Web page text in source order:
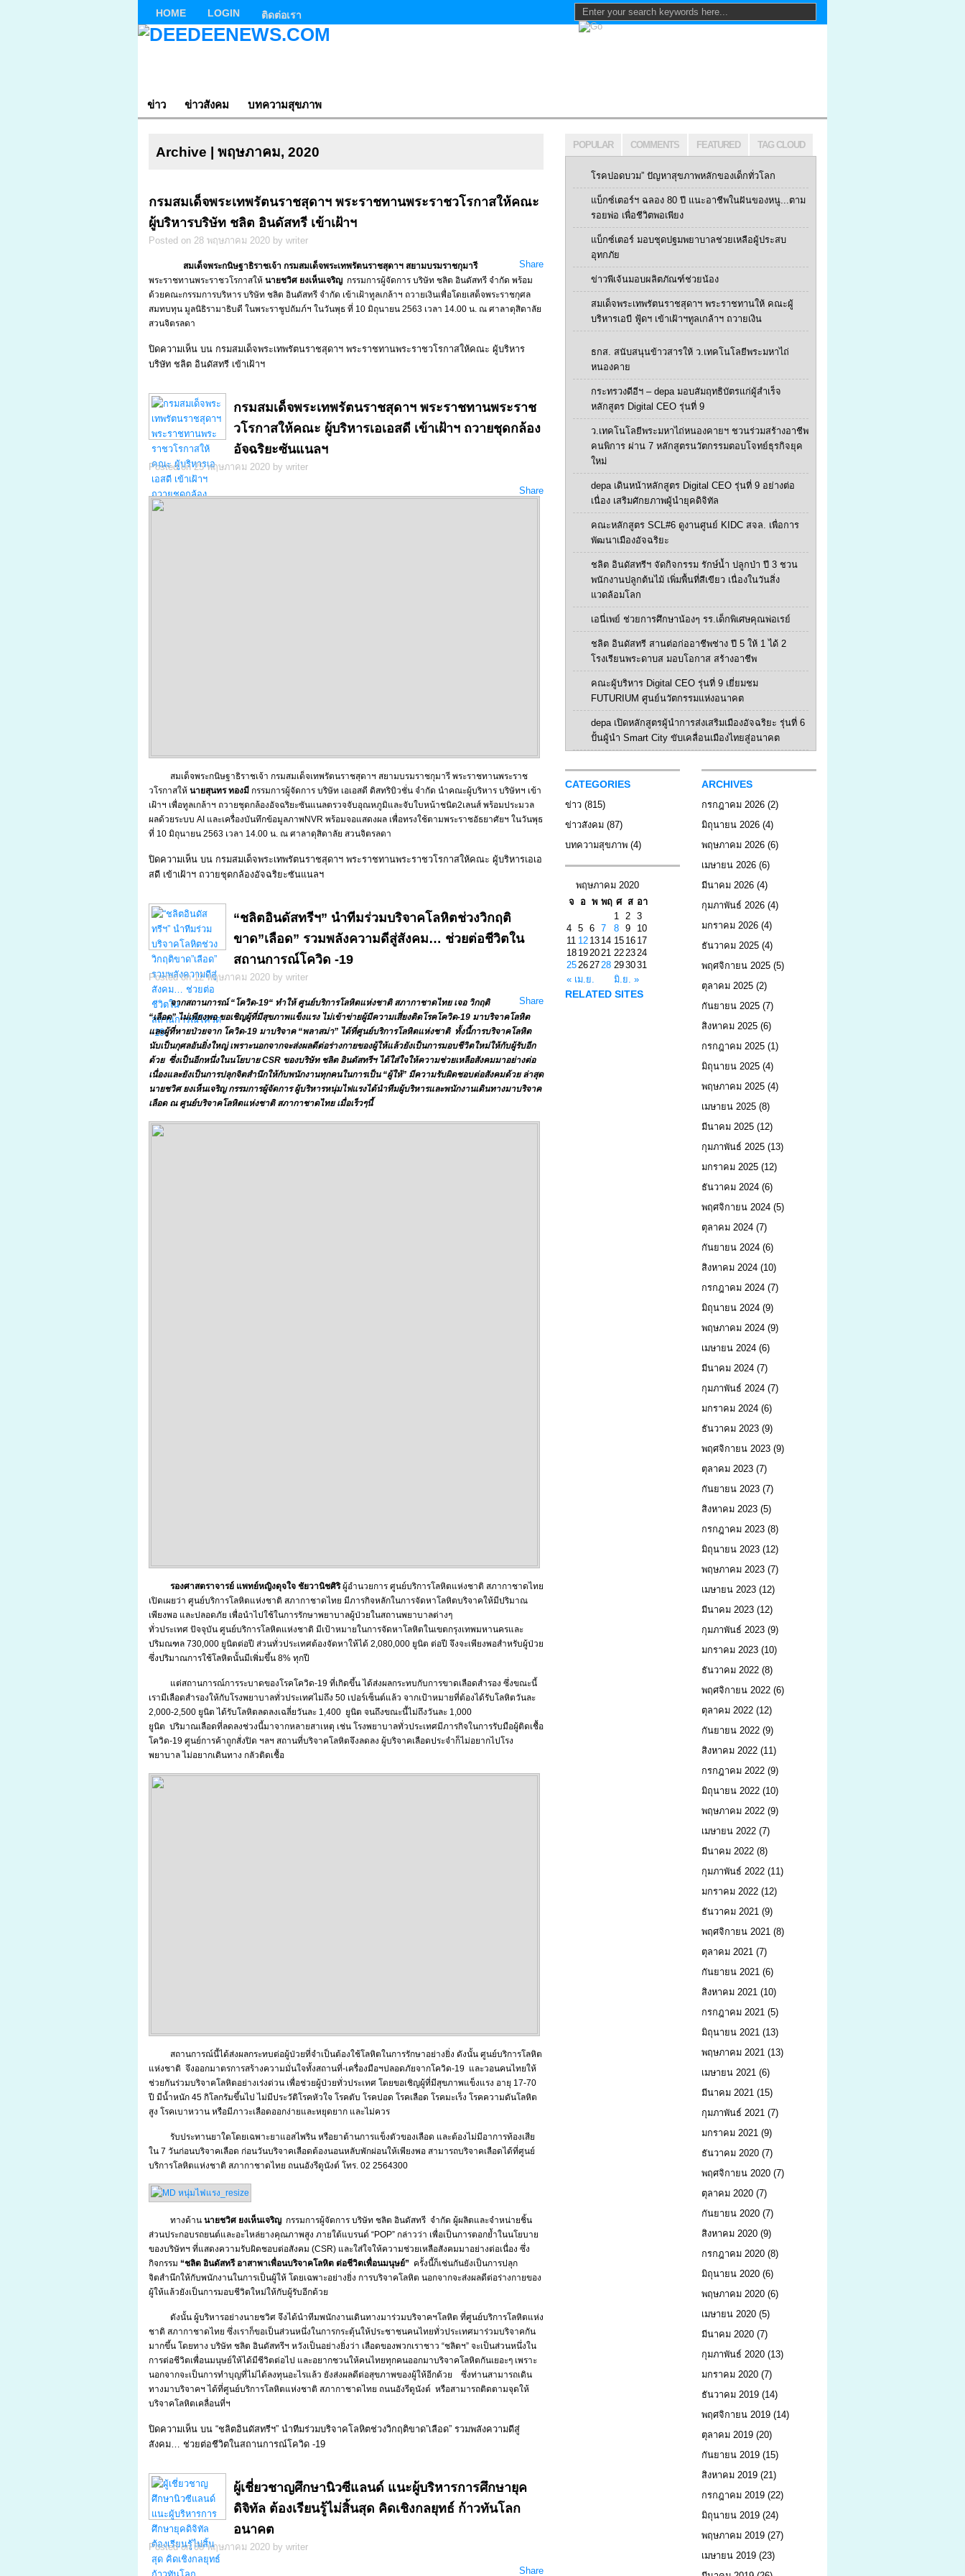
HOME LOGIN ติดต่อเรา
ข่าว ข่าวสังคม บทความสุขภาพ
Archive | พฤษภาคม, 2020
กรมสมเด็จพระเทพรัตนราชสุดาฯ พระราชทานพระราชวโรกาสให้คณะ
ผู้บริหารบริษัท ชลิต อินดัสทรี เข้าเฝ้าฯ
Posted on 28 พฤษภาคม 2020 by writer
Share
สมเด็จพระกนิษฐาธิราชเจ้า กรมสมเด็จพระเทพรัตนราชสุดาฯ สยามบรมราชกุมารี
พระราชทานพระราชวโรกาสให้ นายชวิศ ยงเห็นเจริญ กรรมการผู้จัดการ บริษัท ชลิต อินดัสทรี จำกัด พร้อม
ด้วยคณะกรรมการบริหาร บริษัท ชลิต อินดัสทรี จำกัด เข้าเฝ้าทูลเกล้าฯ ถวายเงินเพื่อโดยเสด็จพระราชกุศล
สมทบทุน มูลนิธิรามาธิบดี ในพระราชูปถัมภ์ฯ ในวันพุธ ที่ 10 มิถุนายน 2563 เวลา 14.00 น. ณ ศาลาดุสิดาลัย
สวนจิตรลดา
ปิดความเห็น บน กรมสมเด็จพระเทพรัตนราชสุดาฯ พระราชทานพระราชวโรกาสให้คณะ ผู้บริหาร
บริษัท ชลิต อินดัสทรี เข้าเฝ้าฯ
กรมสมเด็จพระเทพรัตนราชสุดาฯ พระราชทานพระราช
วโรกาสให้คณะ ผู้บริหารเอเอสดี เข้าเฝ้าฯ ถวายชุดกล้อง
อัจฉริยะซันแนลฯ
Posted on 25 พฤษภาคม 2020 by writer
Share
สมเด็จพระกนิษฐาธิราชเจ้า กรมสมเด็จเทพรัตนราชสุดาฯ สยามบรมราชกุมารี พระราชทานพระราช
วโรกาสให้ นายสุนทร ทองมี กรรมการผู้จัดการ บริษัท เอเอสดี ดิสทริบิวชั่น จำกัด นำคณะผู้บริหาร บริษัทฯ เข้า
เฝ้าฯ เพื่อทูลเกล้าฯ ถวายชุดกล้องอัจฉริยะซันแนลตรวจจับอุณหภูมิและจับใบหน้าชนิด2เลนส์ พร้อมประมวล
ผลด้วยระบบ AI และเครื่องบันทึกข้อมูลภาพNVR พร้อมจอแสดงผล เพื่อทรงใช้ตามพระราชอัธยาศัยฯ ในวันพุธ
ที่ 10 มิถุนายน 2563 เวลา 14.00 น. ณ ศาลาดุสิดาลัย สวนจิตรลดา
ปิดความเห็น บน กรมสมเด็จพระเทพรัตนราชสุดาฯ พระราชทานพระราชวโรกาสให้คณะ ผู้บริหารเอเอ
สดี เข้าเฝ้าฯ ถวายชุดกล้องอัจฉริยะซันแนลฯ
“ชลิตอินดัสทรีฯ” นำทีมร่วมบริจาคโลหิตช่วงวิกฤติ
ขาด”เลือด” รวมพลังความดีสู่สังคม… ช่วยต่อชีวิตใน
สถานการณ์โควิด -19
Posted on 12 พฤษภาคม 2020 by writer
Share
จากสถานการณ์ “โควิด-19“ ทำให้ ศูนย์บริการโลหิตแห่งชาติ สภากาชาดไทย เจอ วิกฤติ
“เลือด” ไม่เพียงพอ ขอเชิญผู้ที่มีสุขภาพแข็งแรง ไม่เข้าข่ายผู้มีความเสี่ยงติดโรคโควิด-19 มาบริจาคโลหิต
และผู้ที่หายป่วยจาก โควิด-19 มาบริจาค “พลาสม่า” ได้ที่ศูนย์บริการโลหิตแห่งชาติ ทั้งนี้การบริจาคโลหิต
นับเป็นกุศลอันยิ่งใหญ่ เพราะนอกจากจะส่งผลดีต่อร่างกายของผู้ให้แล้วยังเป็นการมอบชีวิตใหม่ให้กับผู้รับอีก
ด้วย ซึ่งเป็นอีกหนึ่งในนโยบาย CSR ของบริษัท ชลิต อินดัสทรีฯ ได้ใส่ใจให้ความช่วยเหลือสังคมมาอย่างต่อ
เนื่องและยังเป็นการปลุกจิตสำนึกให้กับพนักงานทุกคนในการเป็น “ผู้ให้” มีความรับผิดชอบต่อสังคมด้วย ล่าสุด
นายชวิศ ยงเห็นเจริญ กรรมการผู้จัดการ ผู้บริหารหนุ่มไฟแรงได้นำทีมผู้บริหารและพนักงานเดินทางมาบริจาค
เลือด ณ ศูนย์บริจาคโลหิตแห่งชาติ สภากาชาดไทย เมื่อเร็วๆนี้
รองศาสตราจารย์ แพทย์หญิงดุจใจ ชัยวานิชศิริผู้อำนวยการ ศูนย์บริการโลหิตแห่งชาติ สภากาชาดไทย
เปิดเผยว่า ศูนย์บริการโลหิตแห่งชาติ สภากาชาดไทย มีภารกิจหลักในการจัดหาโลหิตบริจาคให้มีปริมาณ
เพียงพอ และปลอดภัย เพื่อนำไปใช้ในการรักษาพยาบาลผู้ป่วยในสถานพยาบาลต่างๆ
ทั่วประเทศ ปัจจุบัน ศูนย์บริการโลหิตแห่งชาติ มีเป้าหมายในการจัดหาโลหิตในเขตกรุงเทพมหานครและ
ปริมณฑล 730,000 ยูนิตต่อปี ส่วนทั่วประเทศต้องจัดหาให้ได้ 2,080,000 ยูนิต ต่อปี จึงจะเพียงพอสำหรับผู้ป่วย
ซึ่งปริมาณการใช้โลหิตนั้นมีเพิ่มขึ้น 8% ทุกปี
แต่สถานการณ์การระบาดของโรคโควิด-19 ที่เกิดขึ้น ได้ส่งผลกระทบกับการขาดเลือดสำรอง ซึ่งขณะนี้
เรามีเลือดสำรองให้กับโรงพยาบาลทั่วประเทศไม่ถึง 50 เปอร์เซ็นต์แล้ว จากเป้าหมายที่ต้องได้รับโลหิตวันละ
2,000-2,500 ยูนิต ได้รับโลหิตลดลงเฉลี่ยวันละ 1,400 ยูนิต จนถึงขณะนี้ไม่ถึงวันละ 1,000
ยูนิต ปริมาณเลือดที่ลดลงช่วงนี้มาจากหลายสาเหตุ เช่น โรงพยาบาลทั่วประเทศมีภารกิจในการรับมือผู้ติดเชื้อ
โควิด-19 ศูนย์การค้าถูกสั่งปิด ฯลฯ สถานที่บริจาคโลหิตจึงลดลง ผู้บริจาคเลือดประจำก็ไม่อยากไปโรง
พยาบาล ไม่อยากเดินทาง กลัวติดเชื้อ
สถานการณ์นี้ได้ส่งผลกระทบต่อผู้ป่วยที่จำเป็นต้องใช้โลหิตในการรักษาอย่างยิ่ง ดังนั้น ศูนย์บริการโลหิต
แห่งชาติ จึงออกมาตรการสร้างความมั่นใจทั้งสถานที่-เครื่องมือฯปลอดภัยจากโควิด-19 และวอนคนไทยให้
ช่วยกันร่วมบริจาคโลหิตอย่างเร่งด่วน เพื่อช่วยผู้ป่วยทั่วประเทศ โดยขอเชิญผู้ที่มีสุขภาพแข็งแรง อายุ 17-70
ปี มีน้ำหนัก 45 กิโลกรัมขึ้นไป ไม่มีประวัติโรคหัวใจ โรคตับ โรคปอด โรคเลือด โรคมะเร็ง โรคความดันโลหิต
สูง โรคเบาหวาน หรือมีภาวะเลือดออกง่ายและหยุดยาก และไม่ควร
รับประทานยาใดโดยเฉพาะยาแอสไพริน หรือยาต้านการแข็งตัวของเลือด และต้องไม่มีอาการท้องเสีย
ใน 7 วันก่อนบริจาคเลือด ก่อนวันบริจาคเลือดต้องนอนหลับพักผ่อนให้เพียงพอ สามารถบริจาคเลือดได้ที่ศูนย์
บริการโลหิตแห่งชาติ สภากาชาดไทย ถนนอังรีดูนังต์ โทร. 02 2564300
ทางด้าน นายชวิศ ยงเห็นเจริญ กรรมการผู้จัดการ บริษัท ชลิต อินดัสทรี จำกัด ผู้ผลิตและจำหน่ายชิ้น
ส่วนประกอบรถยนต์และอะไหล่ยางคุณภาพสูง ภายใต้แบรนด์ “POP” กล่าวว่า เพื่อเป็นการตอกย้ำในนโยบาย
ของบริษัทฯ ที่แสดงความรับผิดชอบต่อสังคม (CSR) และใส่ใจให้ความช่วยเหลือสังคมมาอย่างต่อเนื่อง ซึ่ง
กิจกรรม “ชลิต อินดัสทรี อาสาพาเพื่อนบริจาคโลหิต ต่อชีวิตเพื่อนมนุษย์” ครั้งนี้ก็เช่นกันยังเป็นการปลุก
จิตสำนึกให้กับพนักงานในการเป็นผู้ให้ โดยเฉพาะอย่างยิ่ง การบริจาคโลหิต นอกจากจะส่งผลดีต่อร่างกายของ
ผู้ให้แล้วยังเป็นการมอบชีวิตใหม่ให้กับผู้รับอีกด้วย
ดังนั้น ผู้บริหารอย่างนายชวิศ จึงได้นำทีมพนักงานเดินทางมาร่วมบริจาคฯโลหิต ที่ศูนย์บริการโลหิตแห่ง
ชาติ สภากาชาดไทย ซึ่งเราก็ขอเป็นส่วนหนึ่งในการกระตุ้นให้ประชาชนคนไทยทั่วประเทศมาร่วมบริจาคกัน
มากขึ้น โดยทาง บริษัท ชลิต อินดัสทรีฯ หวังเป็นอย่างยิ่งว่า เลือดของพวกเราชาว “ชลิตฯ” จะเป็นส่วนหนึ่งใน
การต่อชีวิตเพื่อนมนุษย์ให้ได้มีชีวิตต่อไป และอยากชวนให้คนไทยทุกคนออกมาบริจาคโลหิตกันเยอะๆ เพราะ
นอกจากจะเป็นการทำบุญที่ไม่ได้ลงทุนอะไรแล้ว ยังส่งผลดีต่อสุขภาพของผู้ให้อีกด้วย ซึ่งท่านสามารถเดิน
ทางมาบริจาคฯ ได้ที่ศูนย์บริการโลหิตแห่งชาติ สภากาชาดไทย ถนนอังรีดูนังต์ หรือสามารถติดตามจุดให้
บริจาคโลหิตเคลื่อนที่ฯ
ปิดความเห็น บน “ชลิตอินดัสทรีฯ” นำทีมร่วมบริจาคโลหิตช่วงวิกฤติขาด”เลือด” รวมพลังความดีสู่
สังคม… ช่วยต่อชีวิตในสถานการณ์โควิด -19
ผู้เชี่ยวชาญศึกษานิวซีแลนด์ แนะผู้บริหารการศึกษายุค
ดิจิทัล ต้องเรียนรู้ไม่สิ้นสุด คิดเชิงกลยุทธ์ ก้าวทันโลก
อนาคต
Posted on 08 พฤษภาคม 2020 by writer
Share
POPULAR COMMENTS FEATURED TAG CLOUD
โรคปอดบวม” ปัญหาสุขภาพหลักของเด็กทั่วโลก
แบ็กซ์เตอร์ฯ ฉลอง 80 ปี แนะอาชีพในฝันของหนู...ตาม
รอยพ่อ เพื่อชีวิตพอเพียง
แบ็กซ์เตอร์ มอบชุดปฐมพยาบาลช่วยเหลือผู้ประสบ
อุทกภัย
ข่าวพีเจ้นมอบผลิตภัณฑ์ช่วยน้อง
สมเด็จพระเทพรัตนราชสุดาฯ พระราชทานให้ คณะผู้
บริหารเอบี ฟู้ดฯ เข้าเฝ้าฯทูลเกล้าฯ ถวายเงิน
ธกส. สนับสนุนข้าวสารให้ ว.เทคโนโลยีพระมหาไถ่
หนองคาย
กระทรวงดีอีฯ – depa มอบสัมฤทธิบัตรแก่ผู้สำเร็จ
หลักสูตร Digital CEO รุ่นที่ 9
ว.เทคโนโลยีพระมหาไถ่หนองคายฯ ชวนร่วมสร้างอาชีพ
คนพิการ ผ่าน 7 หลักสูตรนวัตกรรมตอบโจทย์ธุรกิจยุค
ใหม่
depa เดินหน้าหลักสูตร Digital CEO รุ่นที่ 9 อย่างต่อ
เนื่อง เสริมศักยภาพผู้นำยุคดิจิทัล
คณะหลักสูตร SCL#6 ดูงานศูนย์ KIDC สจล. เพื่อการ
พัฒนาเมืองอัจฉริยะ
ชลิต อินดัสทรีฯ จัดกิจกรรม รักษ์น้ำ ปลูกป่า ปี 3 ชวน
พนักงานปลูกต้นไม้ เพิ่มพื้นที่สีเขียว เนื่องในวันสิ่ง
แวดล้อมโลก
เอนี่เพย์ ช่วยการศึกษาน้องๆ รร.เด็กพิเศษคุณพ่อเรย์
ชลิต อินดัสทรี สานต่อก่ออาชีพช่าง ปี 5 ให้ 1 ได้ 2
โรงเรียนพระดาบส มอบโอกาส สร้างอาชีพ
คณะผู้บริหาร Digital CEO รุ่นที่ 9 เยี่ยมชม
FUTURIUM ศูนย์นวัตกรรมแห่งอนาคต
depa เปิดหลักสูตรผู้นำการส่งเสริมเมืองอัจฉริยะ รุ่นที่ 6
ปั้นผู้นำ Smart City ขับเคลื่อนเมืองไทยสู่อนาคต
CATEGORIES
ข่าว (815)
ข่าวสังคม (87)
บทความสุขภาพ (4)
พฤษภาคม 2020
จ
อ พ พฤ ศ ส อา
« เม.ย. มิ.ย. »
1 2 3
4 5 6 7 8 9
10
11 12 13 14 15 16 17
18 192021 222324
25262728 293031
RELATED SITES
ARCHIVES
กรกฎาคม 2026 (2)
มิถุนายน 2026 (4)
พฤษภาคม 2026 (6)
เมษายน 2026 (6)
มีนาคม 2026 (4)
กุมภาพันธ์ 2026 (4)
มกราคม 2026 (4)
ธันวาคม 2025 (4)
พฤศจิกายน 2025 (5)
ตุลาคม 2025 (2)
กันยายน 2025 (7)
สิงหาคม 2025 (6)
กรกฎาคม 2025 (1)
มิถุนายน 2025 (4)
พฤษภาคม 2025 (4)
เมษายน 2025 (8)
มีนาคม 2025 (12)
กุมภาพันธ์ 2025 (13)
มกราคม 2025 (12)
ธันวาคม 2024 (6)
พฤศจิกายน 2024 (5)
ตุลาคม 2024 (7)
กันยายน 2024 (6)
สิงหาคม 2024 (10)
กรกฎาคม 2024 (7)
มิถุนายน 2024 (9)
พฤษภาคม 2024 (9)
เมษายน 2024 (6)
มีนาคม 2024 (7)
กุมภาพันธ์ 2024 (7)
มกราคม 2024 (6)
ธันวาคม 2023 (9)
พฤศจิกายน 2023 (9)
ตุลาคม 2023 (7)
กันยายน 2023 (7)
สิงหาคม 2023 (5)
กรกฎาคม 2023 (8)
มิถุนายน 2023 (12)
พฤษภาคม 2023 (7)
เมษายน 2023 (12)
มีนาคม 2023 (12)
กุมภาพันธ์ 2023 (9)
มกราคม 2023 (10)
ธันวาคม 2022 (8)
พฤศจิกายน 2022 (6)
ตุลาคม 2022 (12)
กันยายน 2022 (9)
สิงหาคม 2022 (11)
กรกฎาคม 2022 (9)
มิถุนายน 2022 (10)
พฤษภาคม 2022 (9)
เมษายน 2022 (7)
มีนาคม 2022 (8)
กุมภาพันธ์ 2022 (11)
มกราคม 2022 (12)
ธันวาคม 2021 (9)
พฤศจิกายน 2021 (8)
ตุลาคม 2021 (7)
กันยายน 2021 (6)
สิงหาคม 2021 (10)
กรกฎาคม 2021 (5)
มิถุนายน 2021 (13)
พฤษภาคม 2021 (13)
เมษายน 2021 (6)
มีนาคม 2021 (15)
กุมภาพันธ์ 2021 (7)
มกราคม 2021 (9)
ธันวาคม 2020 (7)
พฤศจิกายน 2020 (7)
ตุลาคม 2020 (7)
กันยายน 2020 (7)
สิงหาคม 2020 (9)
กรกฎาคม 2020 (8)
มิถุนายน 2020 (6)
พฤษภาคม 2020 (6)
เมษายน 2020 (5)
มีนาคม 2020 (7)
กุมภาพันธ์ 2020 (13)
มกราคม 2020 (7)
ธันวาคม 2019 (14)
พฤศจิกายน 2019 (14)
ตุลาคม 2019 (20)
กันยายน 2019 (15)
สิงหาคม 2019 (21)
กรกฎาคม 2019 (22)
มิถุนายน 2019 (24)
พฤษภาคม 2019 (27)
เมษายน 2019 (23)